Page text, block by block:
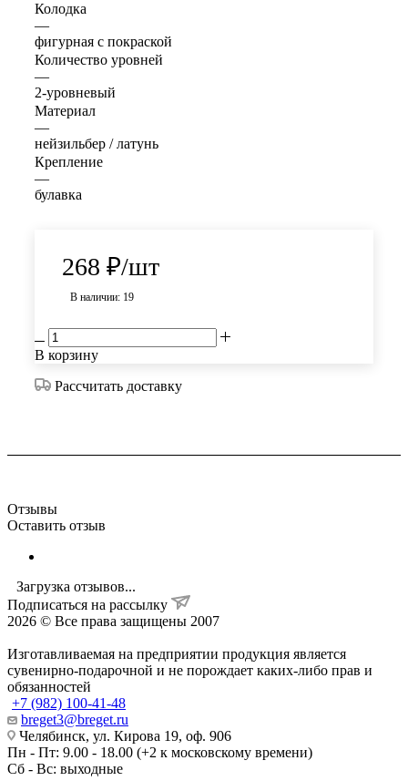
Колодка
—
фигурная с покраской
Количество уровней
—
2-уровневый
Материал
—
нейзильбер / латунь
Крепление
—
булавка
268 ₽/шт
В наличии: 19
В корзину
Рассчитать доставку
Отзывы
Оставить отзыв
Загрузка отзывов...
Подписаться на рассылку
2026 © Все права защищены 2007
Изготавливаемая на предприятии продукция является
сувенирно-подарочной и не порождает каких-либо прав и
обязанностей
+7 (982) 100-41-48
breget3@breget.ru
Челябинск, ул. Кирова 19, оф. 906
Пн - Пт: 9.00 - 18.00 (+2 к московскому времени)
Сб - Вс: выходные